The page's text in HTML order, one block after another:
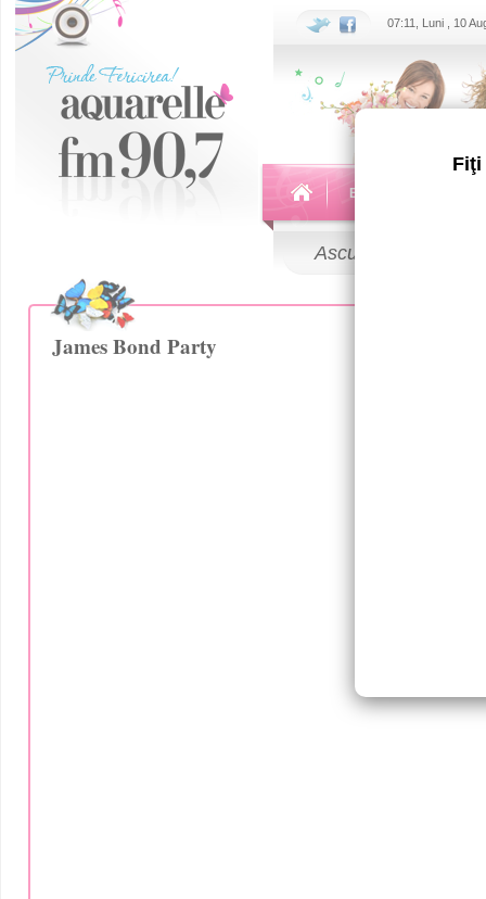
Fiţi
07:11, Luni , 10
Echipa
Ascultă
James Bond Party